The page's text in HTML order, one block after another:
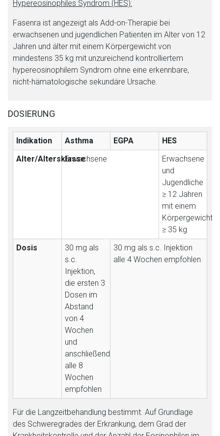
Hypereosinophiles Syndrom (HES):
Fasenra ist angezeigt als Add-on-Therapie bei
erwachsenen und jugendlichen Patienten im Alter von 12
Jahren und älter mit einem Körpergewicht von
mindestens 35 kg mit unzureichend kontrolliertem
hypereosinophilem Syndrom ohne eine erkennbare,
nicht-hämatologische sekundäre Ursache.
DOSIERUNG
Indikation Asthma EGPA
HES
Alter/AltersklasseErwachsene
Erwachsene
und
Jugendliche
≥ 12 Jahren
mit einem
Körpergewicht
≥ 35 kg
Dosis
30 mg als
s.c.
Injektion,
die ersten 3
Dosen im
Abstand
von 4
Wochen
und
anschließend
alle 8
Wochen
empfohlen
30 mg als s.c. Injektion
alle 4 Wochen empfohlen
Für die Langzeitbehandlung bestimmt. Auf Grundlage
des Schweregrades der Erkrankung, dem Grad der